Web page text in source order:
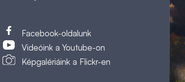
Facebook-oldalunk
Videóink a Youtube-on
Képgalériáink a Flickr-en